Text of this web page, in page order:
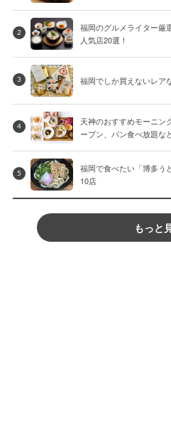
2
福岡のグルメライター厳
人気店20選！
3 福岡でしか買えないレア
4
天神のおすすめモーニン
ープン、パン食べ放題な
5
福岡で食べたい「博多う
10店
もっと